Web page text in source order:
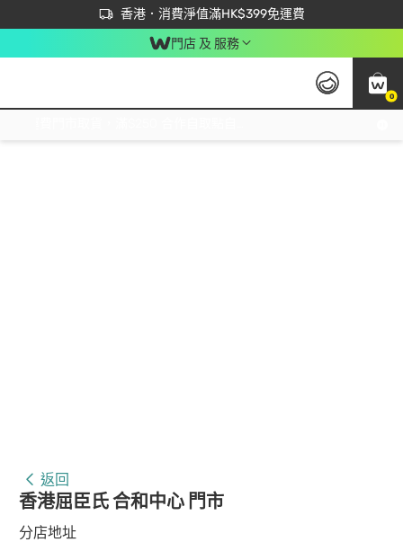
香港．消費淨值滿HK$399免運費
立即成為易賞錢會員盡享獨家優惠
首次APP下單買滿$450 輸入 NEWAPP 即減$50
門店 及 服務
0
返回
香港屈臣氏 合和中心 門市
分店地址